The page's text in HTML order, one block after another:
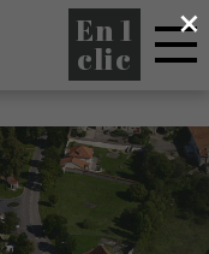
En 1
clic
×